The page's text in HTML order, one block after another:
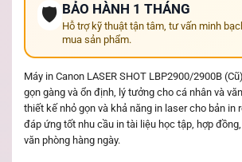
🛡️ BẢO HÀNH 1 THÁNG
Hỗ trợ kỹ thuật tận tâm, tư vấn minh
mua sản phẩm.
Máy in Canon LASER SHOT LBP2900/2900B
gọn gàng và ổn định, lý tưởng cho cá nhân và
thiết kế nhỏ gọn và khả năng in laser cho bản in
đáp ứng tốt nhu cầu in tài liệu học tập, hợp
văn phòng hàng ngày.